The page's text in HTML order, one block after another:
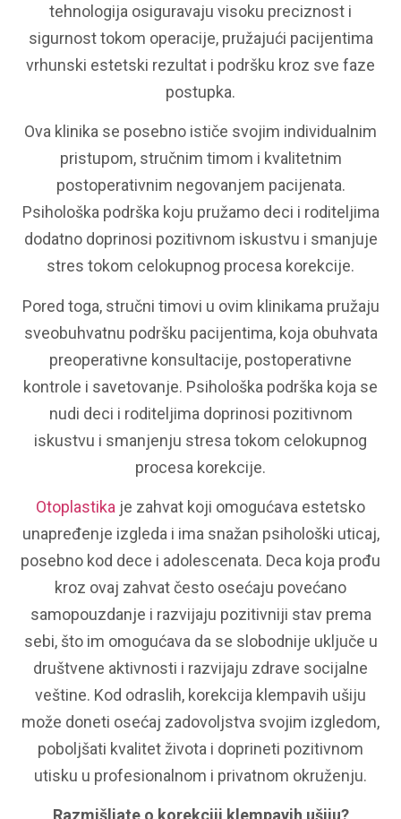
tehnologija osiguravaju visoku preciznost i
sigurnost tokom operacije, pružajući pacijentima
vrhunski estetski rezultat i podršku kroz sve faze
postupka.
Ova klinika se posebno ističe svojim individualnim
pristupom, stručnim timom i kvalitetnim
postoperativnim negovanjem pacijenata.
Psihološka podrška koju pružamo deci i roditeljima
dodatno doprinosi pozitivnom iskustvu i smanjuje
stres tokom celokupnog procesa korekcije.
Pored toga, stručni timovi u ovim klinikama pružaju
sveobuhvatnu podršku pacijentima, koja obuhvata
preoperativne konsultacije, postoperativne
kontrole i savetovanje. Psihološka podrška koja se
nudi deci i roditeljima doprinosi pozitivnom
iskustvu i smanjenju stresa tokom celokupnog
procesa korekcije.
Otoplastika je zahvat koji omogućava estetsko
unapređenje izgleda i ima snažan psihološki uticaj,
posebno kod dece i adolescenata. Deca koja prođu
kroz ovaj zahvat često osećaju povećano
samopouzdanje i razvijaju pozitivniji stav prema
sebi, što im omogućava da se slobodnije uključe u
društvene aktivnosti i razvijaju zdrave socijalne
veštine. Kod odraslih, korekcija klempavih ušiju
može doneti osećaj zadovoljstva svojim izgledom,
poboljšati kvalitet života i doprineti pozitivnom
utisku u profesionalnom i privatnom okruženju.